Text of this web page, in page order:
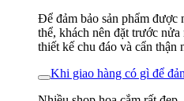
Để đảm bảo sản phẩm được
thể, khách nên đặt trước
thiết kế chu đáo và cẩn thận
Khi giao hàng có gì để